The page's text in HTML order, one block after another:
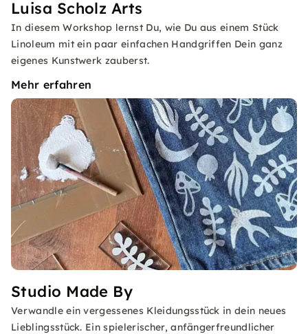
Luisa Scholz Arts
In diesem Workshop lernst Du, wie Du aus einem Stück
Linoleum mit ein paar einfachen Handgriffen Dein ganz
eigenes Kunstwerk zauberst.
Mehr erfahren
Studio Made By
Verwandle ein vergessenes Kleidungsstück in dein neues
Lieblingsstück. Ein spielerischer, anfängerfreundlicher